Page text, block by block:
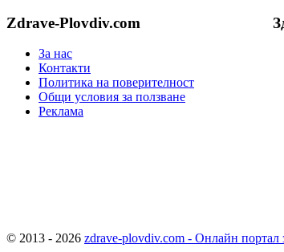
Zdrave-Plovdiv.com
За нас
Контакти
Политика на поверителност
Общи условия за ползване
Реклама
© 2013 - 2026 zdrave-plovdiv.com - Онлайн портал